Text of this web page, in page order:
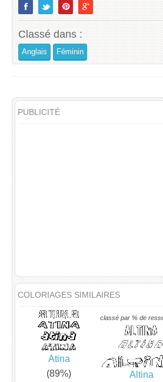
Classé dans :
Anglais Féminin
PUBLICITÉ
COLORIAGES SIMILAIRES
classé par % de
Atina
(89%)
Altina